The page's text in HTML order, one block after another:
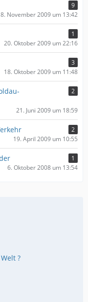
9
8. November 2009 um 13:42
1
20. Oktober 2009 um 22:16
3
18. Oktober 2009 um 11:48
2
21. Juni 2009 um 18:59
2
19. April 2009 um 10:55
1
6. Oktober 2008 um 13:54
?